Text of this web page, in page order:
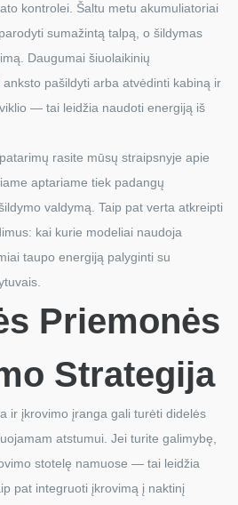
kontrolei. Šaltu metu akumuliatoriai
sumažintą talpą, o šildymas
Daugumai šiuolaikinių
pašildyti arba atvėdinti kabiną ir
— tai leidžia naudoti energiją iš
rasite mūsų straipsnyje apie
aptariame tiek padangų
valdymą. Taip pat verta atkreipti
kai kurie modeliai naudoja
taupo energiją palyginti su
Priemonės
Strategija
ir įkrovimo įranga gali turėti didelės
atstumui. Jei turite galimybę,
stotelę namuose — tai leidžia
pat integruoti įkrovimą į naktinį